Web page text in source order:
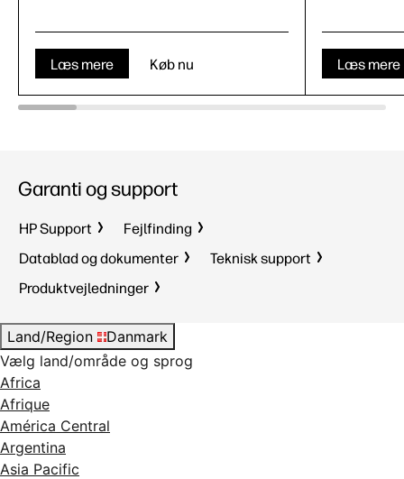
Læs mere Køb nu Læs mere
Garanti og support
HP Support
Fejlfinding
Datablad og dokumenter
Teknisk support
Produktvejledninger
Land/Region
Danmark
Vælg land/område og sprog
Africa
Afrique
América Central
Argentina
Asia Pacific